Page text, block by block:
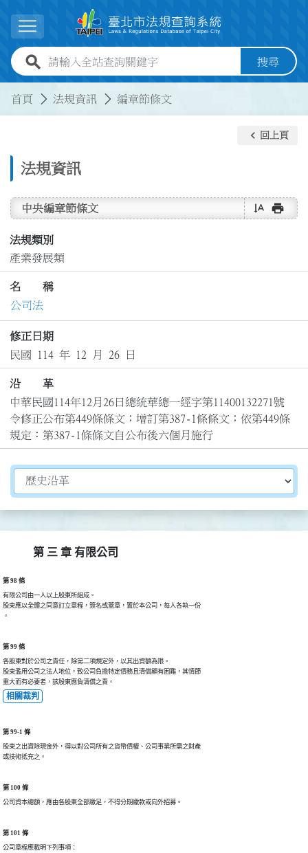
展開選單
全站查詢關鍵字欄位 搜尋
首頁 法規資訊 編章節條文
法規資訊
keyboard_arrow_left 回上頁
中央編章節條文 text_rotate_vertical print
法規類別
產業發展類
名 稱
公司法
修正日期
民國 114 年 12 月 26 日
沿 革
中華民國114年12月26日總統華總一經字第11400132271號
令修正公布第449條條文；增訂第387-1條條文；依第449條
規定：第387-1條條文自公布後六個月施行
切換選擇法規資訊內容
第 三 章 有限公司
第 98 條
有限公司由一人以上股東所組成。
股東應以全體之同意訂立章程，簽名或蓋章，置於本公司，每人各執一份
。
第 99 條
各股東對於公司之責任，除第二項規定外，以其出資額為限。
股東濫用公司之法人地位，致公司負擔特定債務且清償顯有困難，其情節
重大而有必要者，該股東應負清償之責。
相關裁判
第 99-1 條
股東之出資除現金外，得以對公司所有之貨幣債權、公司事業所需之財產
或技術抵充之。
第 100 條
公司資本總額，應由各股東全部繳足，不得分期繳款或向外招募。
第 101 條
公司章程應載明下列事項：